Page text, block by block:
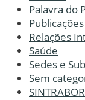
Palavra do
Publicações
Relações
Saúde
Sedes e
Sem